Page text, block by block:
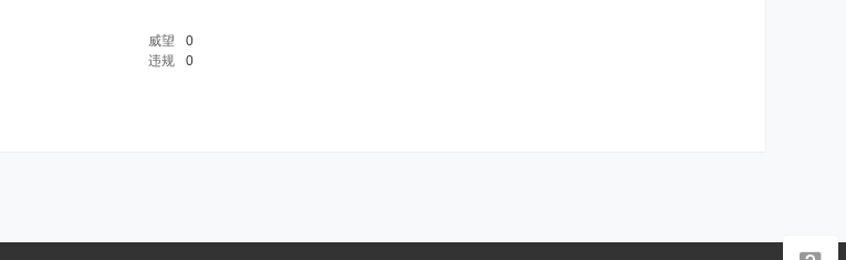
威望
0
违规
0